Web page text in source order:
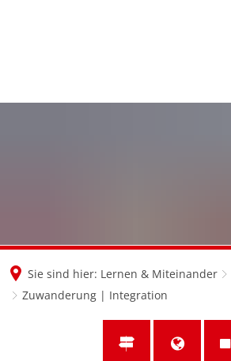
Sie sind hier: Lernen & Miteinander
Zuwanderung | Integration